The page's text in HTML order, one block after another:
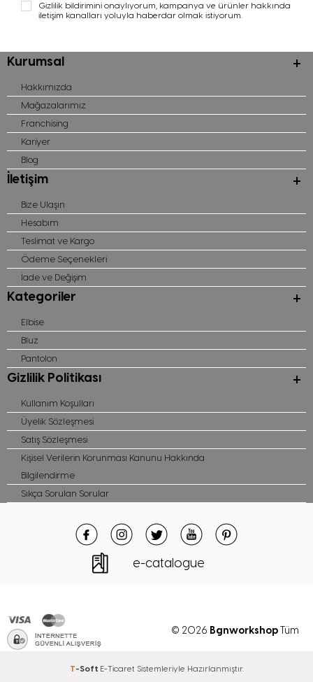
Gizlilik bildirimini onaylıyorum, kampanya ve ürünler hakkında
iletişim kanalları yoluyla haberdar olmak istiyorum.
Kurumsal
Hakkımızda
Mağazalarımız
Franchising
Kariyer
Blog
İletişim
Bize Ulaşın
Hesabım
Teslimat ve Kargo
Ödeme Seçenekleri
İade ve Değişim
Kategoriler
Elbise
Bluz
Pantolon
Gizlilik Politikası
Kullanım Koşulları
Üyelik Sözleşmesi
Satış Sözleşmesi
Kişisel Verilerin Korunması Kanunu Hakkında
Bilgilendirme
Sıkça Sorulan Sorular
e-catalogue
© 2026 BgnworkshopTüm
hakları saklıdır
T-Soft E-Ticaret Sistemleriyle Hazırlanmıştır.